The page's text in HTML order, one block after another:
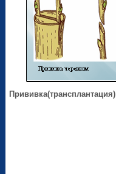
Прививка(трансплантация)